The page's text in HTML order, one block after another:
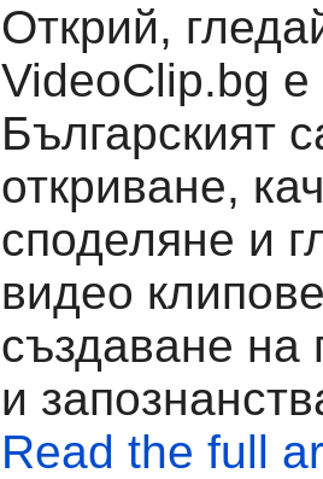
Открий,
VideoClip.bg е
Българският
откриване,
споделяне и
видео
създаване на
и
Read the full